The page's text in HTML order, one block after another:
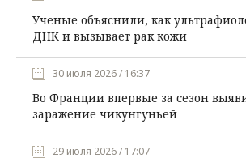
Ученые объяснили, как
ДНК и вызывает рак кожи
30 июля 2026 / 16:37
Во Франции впервые за сезон
заражение чикунгуньей
29 июля 2026 / 17:07